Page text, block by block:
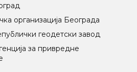
организација Београда
геодетски завод
за привредне